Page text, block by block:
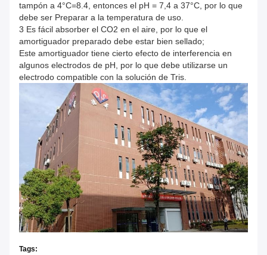
tampón a 4°C=8.4, entonces el pH = 7,4 a 37°C, por lo que
debe ser Preparar a la temperatura de uso.
3 Es fácil absorber el CO2 en el aire, por lo que el
amortiguador preparado debe estar bien sellado;
Este amortiguador tiene cierto efecto de interferencia en
algunos electrodos de pH, por lo que debe utilizarse un
electrodo compatible con la solución de Tris.
Tags: